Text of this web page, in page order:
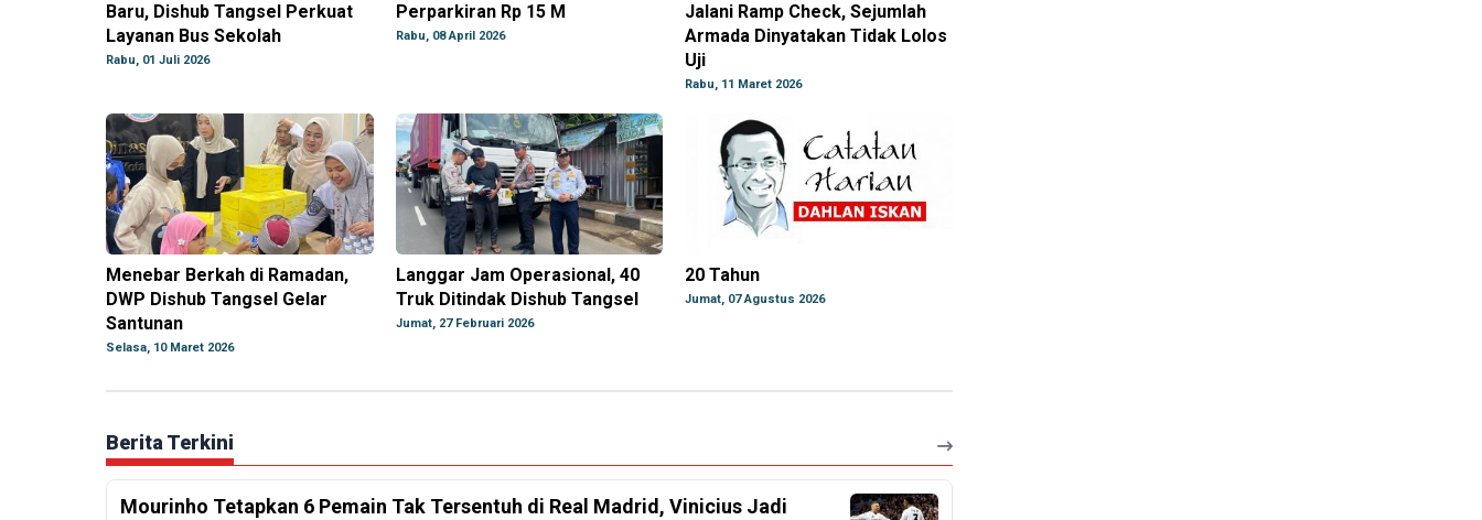
Baru, Dishub Tangsel Perkuat
Layanan Bus Sekolah
Rabu, 01 Juli 2026
Perparkiran Rp 15 M
Rabu, 08 April 2026
Jalani Ramp Check, Sejumlah
Armada Dinyatakan Tidak Lolos
Uji
Rabu, 11 Maret 2026
Menebar Berkah di Ramadan,
DWP Dishub Tangsel Gelar
Santunan
Selasa, 10 Maret 2026
Langgar Jam Operasional, 40
Truk Ditindak Dishub Tangsel
Jumat, 27 Februari 2026
20 Tahun
Jumat, 07 Agustus 2026
Berita Terkini
Mourinho Tetapkan 6 Pemain Tak Tersentuh di Real Madrid, Vinicius Jadi